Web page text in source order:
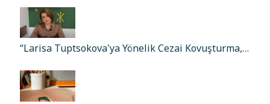
“Larisa Tuptsokova'ya Yönelik Cezai Kovuşturma,…